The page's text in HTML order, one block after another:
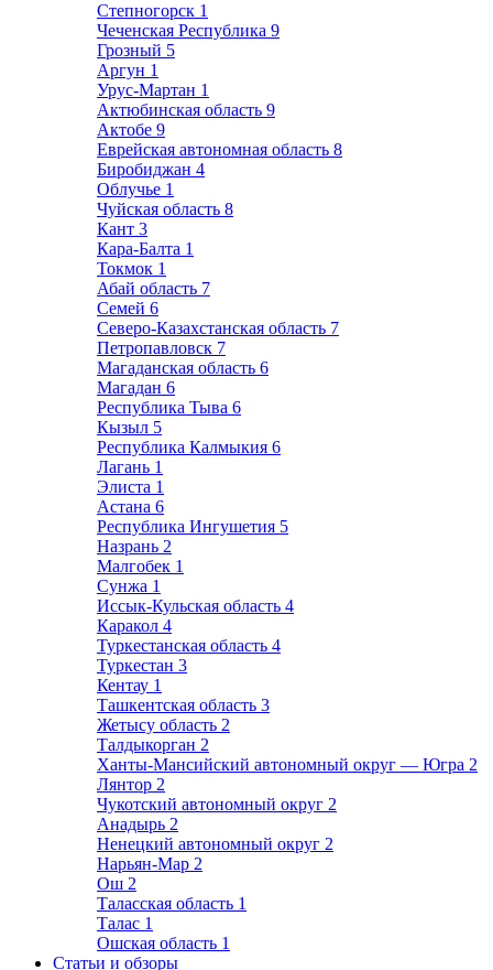
Степногорск 1
Чеченская Республика 9
Грозный 5
Аргун 1
Урус-Мартан 1
Актюбинская область 9
Актобе 9
Еврейская автономная область 8
Биробиджан 4
Облучье 1
Чуйская область 8
Кант 3
Кара-Балта 1
Токмок 1
Абай область 7
Семей 6
Северо-Казахстанская область 7
Петропавловск 7
Магаданская область 6
Магадан 6
Республика Тыва 6
Кызыл 5
Республика Калмыкия 6
Лагань 1
Элиста 1
Астана 6
Республика Ингушетия 5
Назрань 2
Малгобек 1
Сунжа 1
Иссык-Кульская область 4
Каракол 4
Туркестанская область 4
Туркестан 3
Кентау 1
Ташкентская область 3
Жетысу область 2
Талдыкорган 2
Ханты-Мансийский автономный округ — Югра 2
Лянтор 2
Чукотский автономный округ 2
Анадырь 2
Ненецкий автономный округ 2
Нарьян-Мар 2
Ош 2
Таласская область 1
Талас 1
Ошская область 1
Статьи и обзоры